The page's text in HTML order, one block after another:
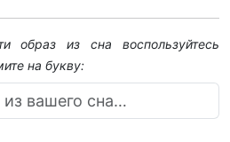
образ из сна воспользуйтесь
на букву: